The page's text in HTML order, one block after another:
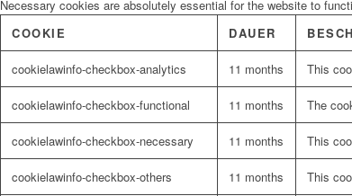
Künstlerbedarf
Necessary cookies are absolutely essential for the website to
COOKIE
DAUER
cookielawinfo-checkbox-analytics 11 months This
cookielawinfo-checkbox-functional 11 months The
cookielawinfo-checkbox-necessary 11 months This
cookielawinfo-checkbox-others 11 months This